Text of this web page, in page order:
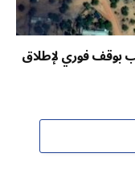
بوقف فوري لإطلاق